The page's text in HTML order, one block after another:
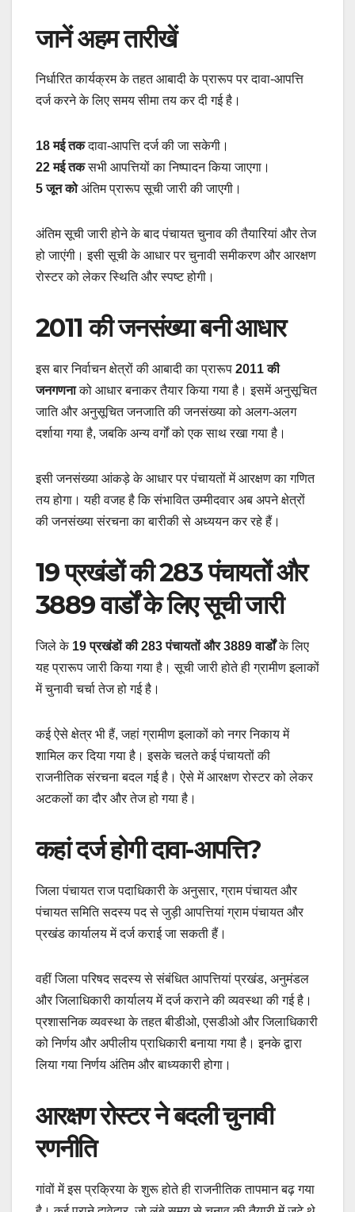
जानें अहम तारीखें
निर्धारित कार्यक्रम के तहत आबादी के प्रारूप पर दावा-आपत्ति
दर्ज करने के लिए समय सीमा तय कर दी गई है।
18 मई तकदावा-आपत्ति दर्ज की जा सकेगी।
22 मई तकसभी आपत्तियों का निष्पादन किया जाएगा।
5 जून कोअंतिम प्रारूप सूची जारी की जाएगी।
अंतिम सूची जारी होने के बाद पंचायत चुनाव की तैयारियां और तेज
हो जाएंगी। इसी सूची के आधार पर चुनावी समीकरण और आरक्षण
रोस्टर को लेकर स्थिति और स्पष्ट होगी।
2011 की जनसंख्या बनी आधार
इस बार निर्वाचन क्षेत्रों की आबादी का प्रारूप 2011 की
जनगणनाको आधार बनाकर तैयार किया गया है। इसमें अनुसूचित
जाति और अनुसूचित जनजाति की जनसंख्या को अलग-अलग
दर्शाया गया है, जबकि अन्य वर्गों को एक साथ रखा गया है।
इसी जनसंख्या आंकड़े के आधार पर पंचायतों में आरक्षण का गणित
तय होगा। यही वजह है कि संभावित उम्मीदवार अब अपने क्षेत्रों
की जनसंख्या संरचना का बारीकी से अध्ययन कर रहे हैं।
19 प्रखंडों की 283 पंचायतों और
3889 वार्डों के लिए सूची जारी
जिले के 19 प्रखंडों की 283 पंचायतों और 3889 वार्डोंके लिए
यह प्रारूप जारी किया गया है। सूची जारी होते ही ग्रामीण इलाकों
में चुनावी चर्चा तेज हो गई है।
कई ऐसे क्षेत्र भी हैं, जहां ग्रामीण इलाकों को नगर निकाय में
शामिल कर दिया गया है। इसके चलते कई पंचायतों की
राजनीतिक संरचना बदल गई है। ऐसे में आरक्षण रोस्टर को लेकर
अटकलों का दौर और तेज हो गया है।
कहां दर्ज होगी दावा-आपत्ति?
जिला पंचायत राज पदाधिकारी के अनुसार, ग्राम पंचायत और
पंचायत समिति सदस्य पद से जुड़ी आपत्तियां ग्राम पंचायत और
प्रखंड कार्यालय में दर्ज कराई जा सकती हैं।
वहीं जिला परिषद सदस्य से संबंधित आपत्तियां प्रखंड, अनुमंडल
और जिलाधिकारी कार्यालय में दर्ज कराने की व्यवस्था की गई है।
प्रशासनिक व्यवस्था के तहत बीडीओ, एसडीओ और जिलाधिकारी
को निर्णय और अपीलीय प्राधिकारी बनाया गया है। इनके द्वारा
लिया गया निर्णय अंतिम और बाध्यकारी होगा।
आरक्षण रोस्टर ने बदली चुनावी
रणनीति
गांवों में इस प्रक्रिया के शुरू होते ही राजनीतिक तापमान बढ़ गया